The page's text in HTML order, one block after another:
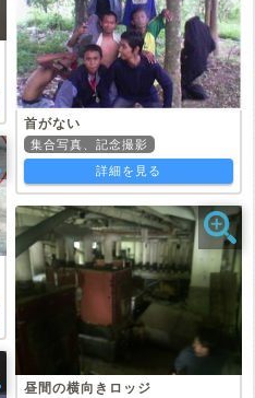
首がない
集合写真、記念撮影
詳細を見る
昼間の横向きロッジ